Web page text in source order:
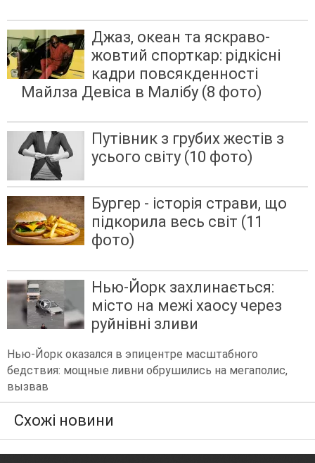
Джаз, океан та яскраво-
жовтий спорткар: рідкісні
кадри повсякденності
Майлза Девіса в Малібу (8 фото)
Путівник з грубих жестів з
усього світу (10 фото)
Бургер - історія страви, що
підкорила весь світ (11
фото)
Нью-Йорк захлинається:
місто на межі хаосу через
руйнівні зливи
Нью-Йорк оказался в эпицентре масштабного
бедствия: мощные ливни обрушились на мегаполис,
вызвав
Схожі новини